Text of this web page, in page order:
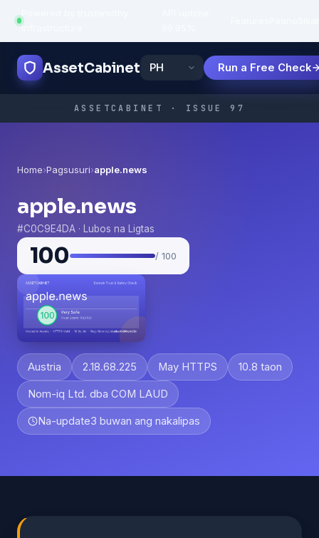
infrastructure
AssetCabinet Run a Free Check
ASSETCABINET · ISSUE 97
Home›Pagsusuri›apple.news
apple.news
#C0C9E4DA · Lubos na Ligtas
100 / 100
Austria 2.18.68.225 May HTTPS 10.8 taon
Nom-iq Ltd. dba COM LAUD
Na-update3 buwan ang nakalipas